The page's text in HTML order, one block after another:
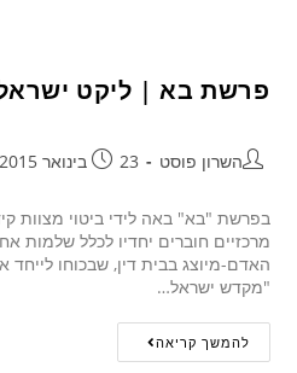
פרשת בא | ליקט
השרון פוסט 23 בינואר 2015
בפרשת "בא" באה לידי ביטוי מצוות
מרכזיים חוברים יחדיו לכלל שלמות
האדם-מיוצג בבית דין, שבכוחו
"מקדש ישראל…
להמשך קריאה